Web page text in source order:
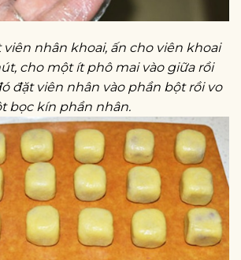
viên nhân khoai, ấn cho viên khoai
cho một ít phô mai vào giữa rồi
đặt viên nhân vào phần bột rồi vo
bọc kín phần nhân.